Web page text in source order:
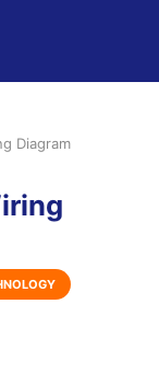
Diagram